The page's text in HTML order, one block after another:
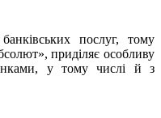
послуг, тому
приділяє особливу
у тому числі й з